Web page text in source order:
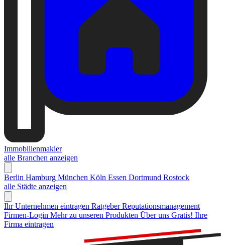
Immobilienmakler
alle Branchen anzeigen
Berlin Hamburg München Köln Essen Dortmund Rostock
alle Städte anzeigen
Ihr Unternehmen eintragen Ratgeber Reputationsmanagement
Firmen-Login Mehr zu unseren Produkten Über uns Gratis! Ihre
Firma eintragen